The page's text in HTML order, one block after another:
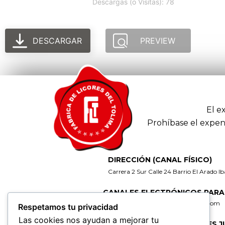
DESCARGAR PREVIEW
El
Prohíbase el
DIRECCIÓN (CANAL FÍSICO)
Carrera 2 Sur Calle 24 Barrio El Arado
CANALES ELECTRÓNICOS
gerencia@fabricadelicoresdeltolima.com
Respetamos tu privacidad
Las cookies nos ayudan a mejorar tu